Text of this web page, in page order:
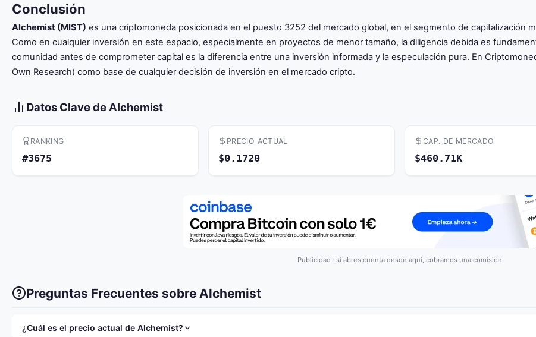
Conclusión
Alchemist (MIST) es una criptomoneda posicionada en el puesto 3252 del mercado global, en el segmento de capitalización
Como en cualquier inversión en este espacio, especialmente en proyectos de menor tamaño, la diligencia debida es
comunidad antes de comprometer capital es la diferencia entre una inversión informada y la especulación pura. En
Own Research) como base de cualquier decisión de inversión en el mercado cripto.
Datos Clave de Alchemist
RANKING
#3675
PRECIO ACTUAL
$0.1720
CAP. DE MERCADO
$460.71K
Publicidad · si abres cuenta desde aquí, cobramos una comisión
Preguntas Frecuentes sobre Alchemist
¿Cuál es el precio actual de Alchemist?